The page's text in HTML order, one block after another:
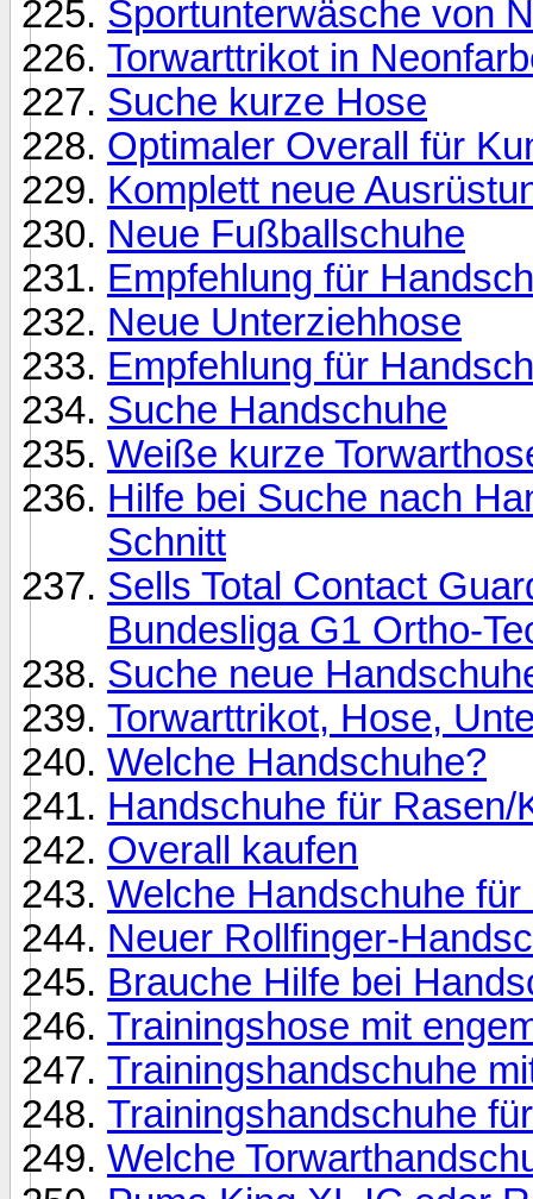
Sportunterwäsche von
Torwarttrikot in
Suche kurze Hose
Optimaler Overall für
Komplett neue
Neue Fußballschuhe
Empfehlung für
Neue Unterziehhose
Empfehlung für
Suche Handschuhe
Weiße kurze
Hilfe bei Suche nach
Schnitt
Sells Total Contact
Bundesliga G1 Ortho-
Suche neue
Torwarttrikot, Hose,
Welche Handschuhe?
Handschuhe für Rasen/
Overall kaufen
Welche Handschuhe
Neuer Rollfinger-
Brauche Hilfe bei
Trainingshose mit
Trainingshandschuhe
Trainingshandschuhe
Welche